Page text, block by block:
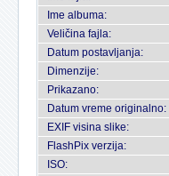
Ime albuma:
Veličina fajla:
Datum postavljanja:
Dimenzije:
Prikazano:
Datum vreme originalno:
EXIF visina slike:
FlashPix verzija:
ISO: